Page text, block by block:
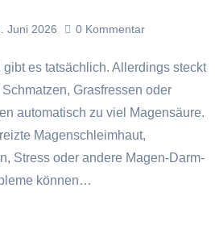
Juni 2026 0 Kommentar
Grasfressen oder
automatisch zu viel Magensäure.
Magenschleimhaut,
Stress oder andere Magen-Darm-
können…